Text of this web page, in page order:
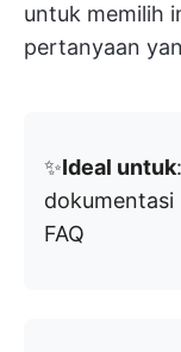
untuk memilih
pertanyaan
✨Ideal untuk
dokumentasi
FAQ